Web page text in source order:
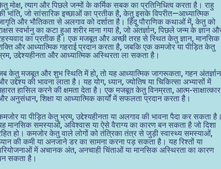
मोक्ष, त्याग और पिछले जन्मों के कर्मिक सबक का प्रतिनिधित्व करता है। राहु
भांति, जो सांसारिक इच्छाओं का प्रतीक है, केतु इसके विपरीत—आध्यात्मिक
और भौतिकता से अलगाव को दर्शाता है। हिंदू पौराणिक कथाओं में, केतु को
स्वर्भानु का कटा हुआ शरीर माना गया है, जो अंतर्ज्ञान, पिछले जन्म के ज्ञान
का प्रतीक है। एक मजबूत और अच्छी तरह से स्थित केतु ज्ञान, मानसिक
और आध्यात्मिक गहराई प्रदान करता है, जबकि एक कमजोर या पीड़ित केतु
उद्देश्यहीनता और आध्यात्मिक अस्थिरता ला सकता है।
केतु मजबूत और शुभ स्थिति में हो, तो यह आध्यात्मिक जागरूकता, गहन अंतर्ज्ञान
उद्देश्य की भावना लाता है। यह योग, ध्यान, ज्योतिष या चिकित्सा अभ्यासों में
हासिल करने की क्षमता देता है। एक मजबूत केतु विनम्रता, आत्म-साक्षात्कार
अनुसंधान, शिक्षा या आध्यात्मिक कार्यों में सफलता प्रदान करता है।
या पीड़ित केतु भ्रम, उद्देश्यहीनता या अलगाव की भावना पैदा कर सकता
मानसिक समस्याओं, अविश्वास या ऐसे वैराग्य का कारण बन सकता है जो दिशा
हो। कमजोर केतु वाले लोगों को तंत्रिका तंत्र से जुड़ी स्वास्थ्य समस्याओं,
की कमी या अनजाने डर का सामना करना पड़ सकता है। यह रिश्तों या
में अचानक अंत, अनचाही चिंताओं या मानसिक अस्थिरता का कारण
सकता है।